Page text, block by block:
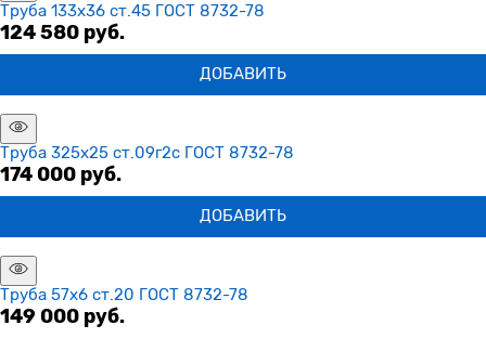
Труба 133х36 ст.45 ГОСТ 8732-78
124 580 руб.
ДОБАВИТЬ
Труба 325х25 ст.09г2с ГОСТ 8732-78
174 000 руб.
ДОБАВИТЬ
Труба 57х6 ст.20 ГОСТ 8732-78
149 000 руб.